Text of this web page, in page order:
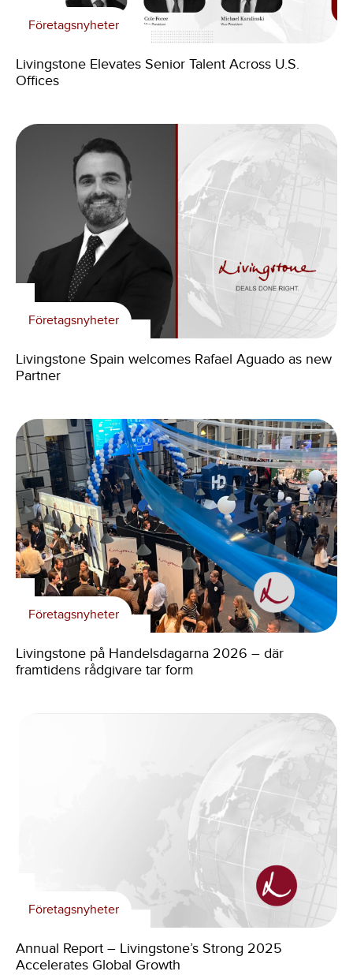
Företagsnyheter
Livingstone Elevates Senior Talent Across U.S.
Offices
Företagsnyheter
Livingstone Spain welcomes Rafael Aguado as new
Partner
Företagsnyheter
Livingstone på Handelsdagarna 2026 – där
framtidens rådgivare tar form
Företagsnyheter
Annual Report – Livingstone’s Strong 2025
Accelerates Global Growth